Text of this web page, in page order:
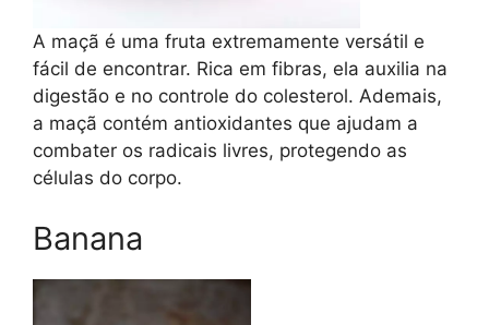
A maçã é uma fruta extremamente versátil e
fácil de encontrar. Rica em fibras, ela auxilia na
digestão e no controle do colesterol. Ademais,
a maçã contém antioxidantes que ajudam a
combater os radicais livres, protegendo as
células do corpo.
Banana